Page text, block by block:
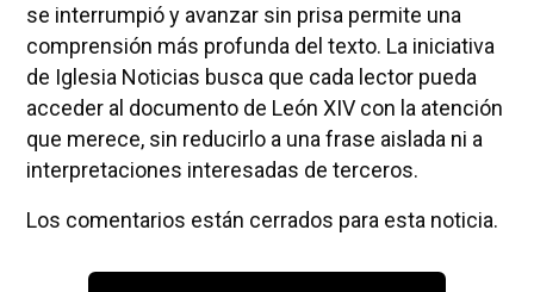
se interrumpió y avanzar sin prisa permite una
comprensión más profunda del texto. La iniciativa
de Iglesia Noticias busca que cada lector pueda
acceder al documento de León XIV con la atención
que merece, sin reducirlo a una frase aislada ni a
interpretaciones interesadas de terceros.
Los comentarios están cerrados para esta noticia.